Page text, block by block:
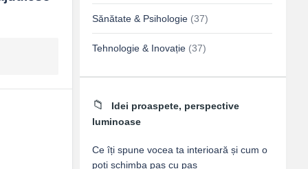
Sănătate & Psihologie (37)
Tehnologie & Inovație (37)
Idei proaspete, perspective
luminoase
Ce îți spune vocea ta interioară și cum o
poți schimba pas cu pas